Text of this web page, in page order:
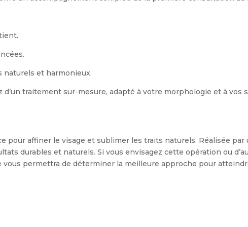
naturels et harmonieux.
traitement sur-mesure, adapté à votre morphologie et à vos
pour affiner le visage et sublimer les traits naturels. Réalisée
durables et naturels. Si vous envisagez cette opération ou
vous permettra de déterminer la meilleure approche pour